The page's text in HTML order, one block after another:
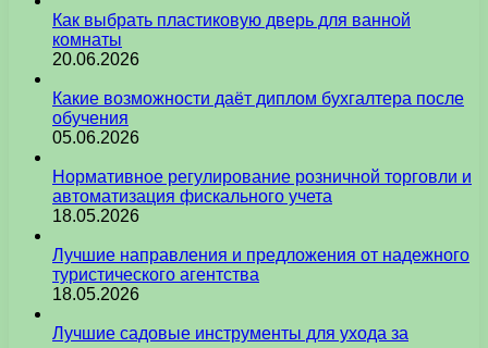
Как выбрать пластиковую дверь для ванной
комнаты
20.06.2026
Какие возможности даёт диплом бухгалтера после
обучения
05.06.2026
Нормативное регулирование розничной торговли и
автоматизация фискального учета
18.05.2026
Лучшие направления и предложения от надежного
туристического агентства
18.05.2026
Лучшие садовые инструменты для ухода за